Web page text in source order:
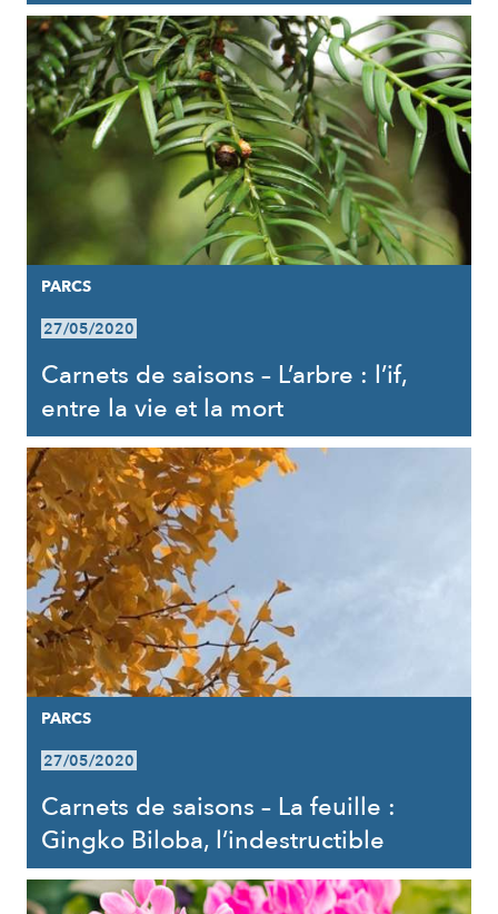
PARCS
27/05/2020
Carnets de saisons – L’arbre : l’if,
entre la vie et la mort
PARCS
27/05/2020
Carnets de saisons – La feuille :
Gingko Biloba, l’indestructible